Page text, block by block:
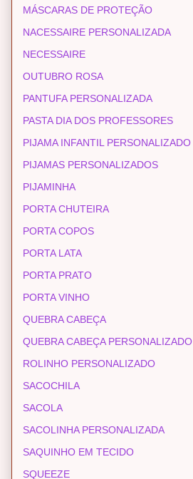
MÁSCARAS DE PROTEÇÃO
NACESSAIRE PERSONALIZADA
NECESSAIRE
OUTUBRO ROSA
PANTUFA PERSONALIZADA
PASTA DIA DOS PROFESSORES
PIJAMA INFANTIL PERSONALIZADO
PIJAMAS PERSONALIZADOS
PIJAMINHA
PORTA CHUTEIRA
PORTA COPOS
PORTA LATA
PORTA PRATO
PORTA VINHO
QUEBRA CABEÇA
QUEBRA CABEÇA PERSONALIZADO
ROLINHO PERSONALIZADO
SACOCHILA
SACOLA
SACOLINHA PERSONALIZADA
SAQUINHO EM TECIDO
SQUEEZE